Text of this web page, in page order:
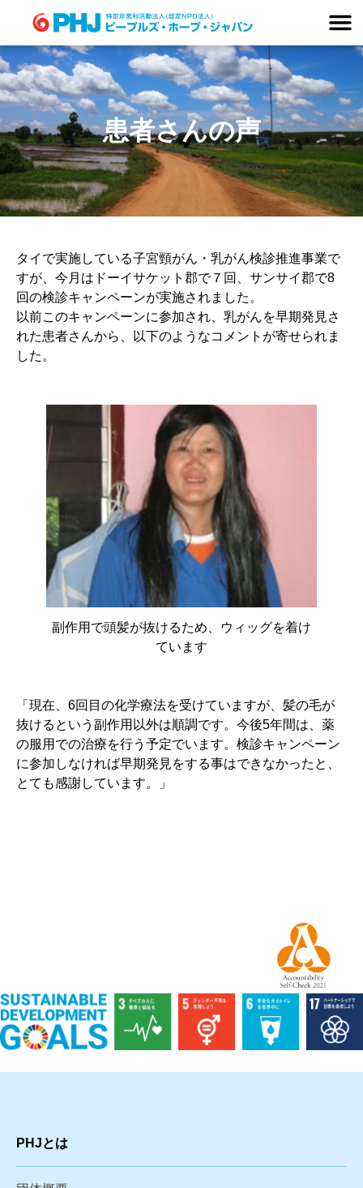
content
患者さんの声
タイで実施している子宮頸がん・乳がん検診推進事業で
すが、今月はドーイサケット郡で７回、サンサイ郡で8
回の検診キャンペーンが実施されました。
以前このキャンペーンに参加され、乳がんを早期発見さ
れた患者さんから、以下のようなコメントが寄せられま
した。
副作用で頭髪が抜けるため、ウィッグを着け
ています
「現在、6回目の化学療法を受けていますが、髪の毛が
抜けるという副作用以外は順調です。今後5年間は、薬
の服用での治療を行う予定でいます。検診キャンペーン
に参加しなければ早期発見をする事はできなかったと、
とても感謝しています。」
PHJとは